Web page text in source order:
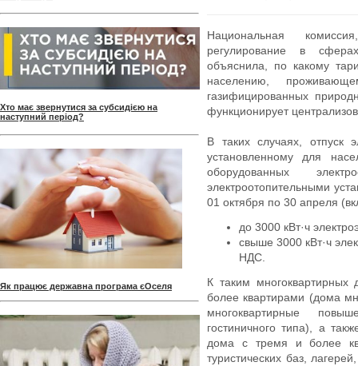
Хто має звернутися за субсидією на
наступний період?
Як працює державна програма єОселя
Национальная
регулирование в
объяснила, по какому
населению,
газифицированных
функционирует
В таких случаях, отпуск
установленному для
оборудованных
электроотопительными
01 октября по 30 апреля
до 3000 кВт·ч
свыше 3000 кВт·ч
НДС.
К таким
более квартирами (дома
многоквартирные
гостиничного типа), а
дома с тремя и более
туристических баз,